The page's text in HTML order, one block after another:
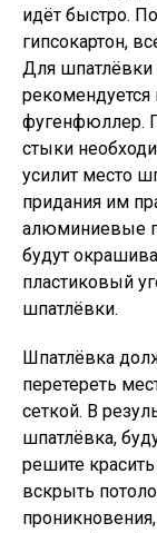
идёт быстро.
гипсокартон,
Для
рекомендуется
фугенфюллер.
стыки
усилит место
придания им
алюминиевые
будут
пластиковый
шпатлёвки.
Шпатлёвка
перетереть
сеткой. В
шпатлёвка,
решите
вскрыть